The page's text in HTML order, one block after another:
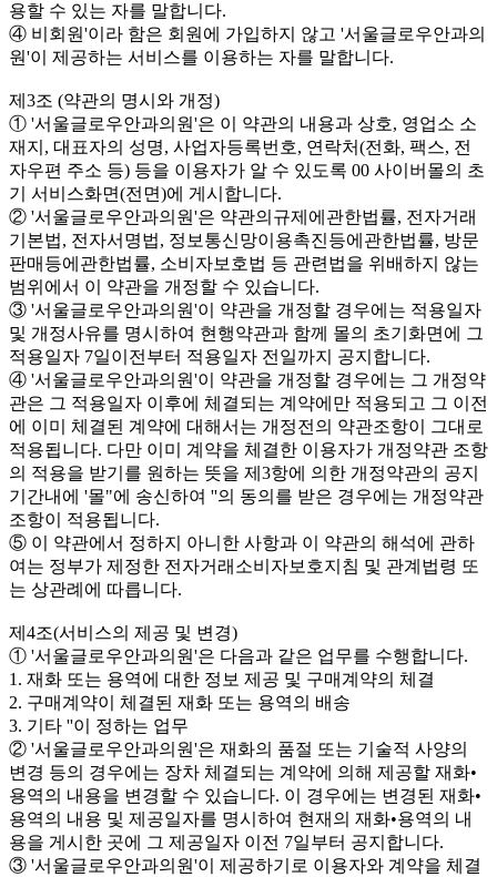
용할 수 있는 자를 말합니다.
④ 비회원'이라 함은 회원에 가입하지 않고 '서울글로우안과의
원'이 제공하는 서비스를 이용하는 자를 말합니다.
제3조 (약관의 명시와 개정)
① '서울글로우안과의원'은 이 약관의 내용과 상호, 영업소 소
재지, 대표자의 성명, 사업자등록번호, 연락처(전화, 팩스, 전
자우편 주소 등) 등을 이용자가 알 수 있도록 00 사이버몰의 초
기 서비스화면(전면)에 게시합니다.
② '서울글로우안과의원'은 약관의규제에관한법률, 전자거래
기본법, 전자서명법, 정보통신망이용촉진등에관한법률, 방문
판매등에관한법률, 소비자보호법 등 관련법을 위배하지 않는
범위에서 이 약관을 개정할 수 있습니다.
③ '서울글로우안과의원'이 약관을 개정할 경우에는 적용일자
및 개정사유를 명시하여 현행약관과 함께 몰의 초기화면에 그
적용일자 7일이전부터 적용일자 전일까지 공지합니다.
④ '서울글로우안과의원'이 약관을 개정할 경우에는 그 개정약
관은 그 적용일자 이후에 체결되는 계약에만 적용되고 그 이전
에 이미 체결된 계약에 대해서는 개정전의 약관조항이 그대로
적용됩니다. 다만 이미 계약을 체결한 이용자가 개정약관 조항
의 적용을 받기를 원하는 뜻을 제3항에 의한 개정약관의 공지
기간내에 '몰"에 송신하여 ''의 동의를 받은 경우에는 개정약관
조항이 적용됩니다.
⑤ 이 약관에서 정하지 아니한 사항과 이 약관의 해석에 관하
여는 정부가 제정한 전자거래소비자보호지침 및 관계법령 또
는 상관례에 따릅니다.
제4조(서비스의 제공 및 변경)
① '서울글로우안과의원'은 다음과 같은 업무를 수행합니다.
1. 재화 또는 용역에 대한 정보 제공 및 구매계약의 체결
2. 구매계약이 체결된 재화 또는 용역의 배송
3. 기타 ''이 정하는 업무
② '서울글로우안과의원'은 재화의 품절 또는 기술적 사양의
변경 등의 경우에는 장차 체결되는 계약에 의해 제공할 재화•
용역의 내용을 변경할 수 있습니다. 이 경우에는 변경된 재화•
용역의 내용 및 제공일자를 명시하여 현재의 재화•용역의 내
용을 게시한 곳에 그 제공일자 이전 7일부터 공지합니다.
③ '서울글로우안과의원'이 제공하기로 이용자와 계약을 체결